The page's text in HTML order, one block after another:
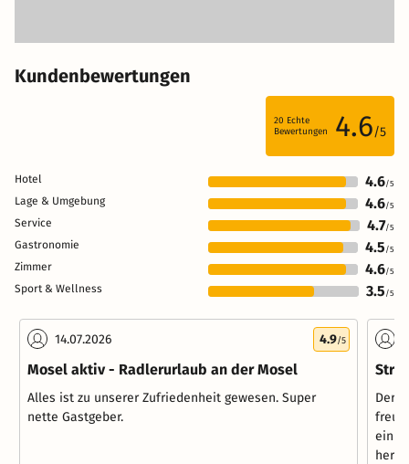
Kundenbewertungen
20 Echte
Bewertungen
4.6/5
Hotel 4.6/5
Lage & Umgebung 4.6/5
Service 4.7/5
Gastronomie 4.5 /5
Zimmer 4.6/5
Sport & Wellness 3.5 /5
14.07.2026 4.9/5
Mosel aktiv - Radlerurlaub an der Mosel
Alles ist zu unserer Zufriedenheit gewesen. Super
nette Gastgeber.
Der
ein